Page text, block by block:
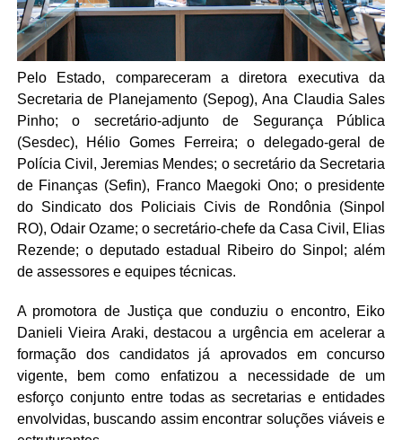
Pelo Estado, compareceram a diretora executiva da
Secretaria de Planejamento (Sepog), Ana Claudia Sales
Pinho; o secretário-adjunto de Segurança Pública
(Sesdec), Hélio Gomes Ferreira; o delegado-geral de
Polícia Civil, Jeremias Mendes; o secretário da Secretaria
de Finanças (Sefin), Franco Maegoki Ono; o presidente
do Sindicato dos Policiais Civis de Rondônia (Sinpol
RO), Odair Ozame; o secretário-chefe da Casa Civil, Elias
Rezende; o deputado estadual Ribeiro do Sinpol; além
de assessores e equipes técnicas.
A promotora de Justiça que conduziu o encontro, Eiko
Danieli Vieira Araki, destacou a urgência em acelerar a
formação dos candidatos já aprovados em concurso
vigente, bem como enfatizou a necessidade de um
esforço conjunto entre todas as secretarias e entidades
envolvidas, buscando assim encontrar soluções viáveis e